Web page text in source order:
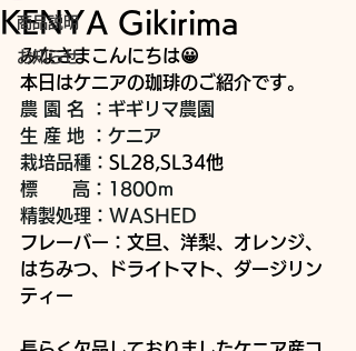
商品説明
お知らせ
KENYA Gikirima
みなさまこんにちは😀
本日はケニアの珈琲のご紹介です。
農 園 名 ：ギギリマ農園
生 産 地 ：ケニア
栽培品種： SL28,SL34他
標 　  高：1800ｍ
精製処理：WASHED
フレーバー：文旦、洋梨、オレンジ、
はちみつ、ドライトマト、ダージリン
ティー